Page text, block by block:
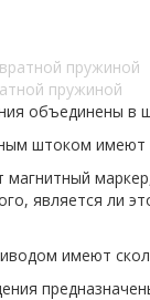
пружиной
объединены в
штоком имеют
магнитный
является ли
имеют